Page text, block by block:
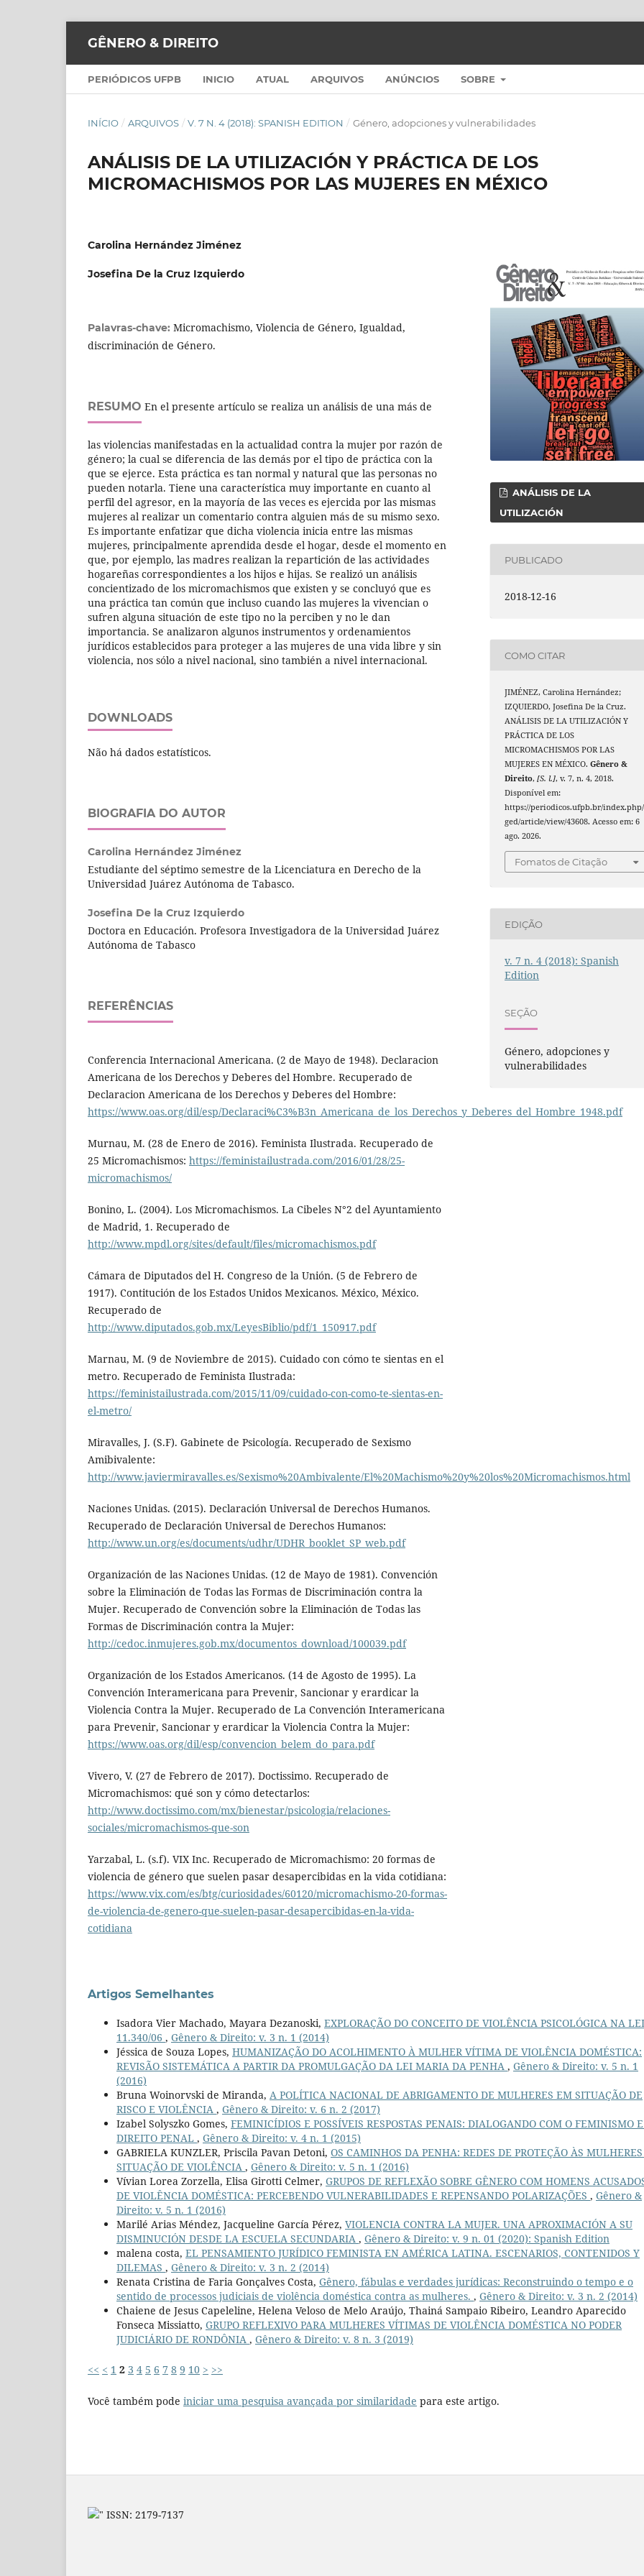
GÊNERO & DIREITO
PERIÓDICOS UFPB INICIO ATUAL ARQUIVOS ANÚNCIOS SOBRE
INÍCIO / ARQUIVOS / V. 7 N. 4 (2018): SPANISH EDITION / Género, adopciones y vulnerabilidades
ANÁLISIS DE LA UTILIZACIÓN Y PRÁCTICA DE LOS
MICROMACHISMOS POR LAS MUJERES EN MÉXICO
Carolina Hernández Jiménez
Josefina De la Cruz Izquierdo
Palavras-chave: Micromachismo, Violencia de Género, Igualdad,
discriminación de Género.
RESUMO En el presente artículo se realiza un análisis de una más de
las violencias manifestadas en la actualidad contra la mujer por razón de
género; la cual se diferencia de las demás por el tipo de práctica con la
que se ejerce. Esta práctica es tan normal y natural que las personas no
pueden notarla. Tiene una característica muy importante en cuanto al
perfil del agresor, en la mayoría de las veces es ejercida por las mismas
mujeres al realizar un comentario contra alguien más de su mismo sexo.
Es importante enfatizar que dicha violencia inicia entre las mismas
mujeres, principalmente aprendida desde el hogar, desde el momento en
que, por ejemplo, las madres realizan la repartición de las actividades
hogareñas correspondientes a los hijos e hijas. Se realizó un análisis
concientizado de los micromachismos que existen y se concluyó que es
una práctica tan común que incluso cuando las mujeres la vivencian o
sufren alguna situación de este tipo no la perciben y no le dan
importancia. Se analizaron algunos instrumentos y ordenamientos
jurídicos establecidos para proteger a las mujeres de una vida libre y sin
violencia, nos sólo a nivel nacional, sino también a nivel internacional.
DOWNLOADS
Não há dados estatísticos.
BIOGRAFIA DO AUTOR
Carolina Hernández Jiménez
Estudiante del séptimo semestre de la Licenciatura en Derecho de la
Universidad Juárez Autónoma de Tabasco.
Josefina De la Cruz Izquierdo
Doctora en Educación. Profesora Investigadora de la Universidad Juárez
Autónoma de Tabasco
REFERÊNCIAS
Conferencia Internacional Americana. (2 de Mayo de 1948). Declaracion
Americana de los Derechos y Deberes del Hombre. Recuperado de
Declaracion Americana de los Derechos y Deberes del Hombre:
https://www.oas.org/dil/esp/Declaraci%C3%B3n_Americana_de_los_Derechos_y_Deberes_del_Hombre_1948.pdf
Murnau, M. (28 de Enero de 2016). Feminista Ilustrada. Recuperado de
25 Micromachismos: https://feministailustrada.com/2016/01/28/25-
micromachismos/
Bonino, L. (2004). Los Micromachismos. La Cibeles N°2 del Ayuntamiento
de Madrid, 1. Recuperado de
http://www.mpdl.org/sites/default/files/micromachismos.pdf
Cámara de Diputados del H. Congreso de la Unión. (5 de Febrero de
1917). Contitución de los Estados Unidos Mexicanos. México, México.
Recuperado de
http://www.diputados.gob.mx/LeyesBiblio/pdf/1_150917.pdf
Marnau, M. (9 de Noviembre de 2015). Cuidado con cómo te sientas en el
metro. Recuperado de Feminista Ilustrada:
https://feministailustrada.com/2015/11/09/cuidado-con-como-te-sientas-en-
el-metro/
Miravalles, J. (S.F). Gabinete de Psicología. Recuperado de Sexismo
Amibivalente:
http://www.javiermiravalles.es/Sexismo%20Ambivalente/El%20Machismo%20y%20los%20Micromachismos.html
Naciones Unidas. (2015). Declaración Universal de Derechos Humanos.
Recuperado de Declaración Universal de Derechos Humanos:
http://www.un.org/es/documents/udhr/UDHR_booklet_SP_web.pdf
Organización de las Naciones Unidas. (12 de Mayo de 1981). Convención
sobre la Eliminación de Todas las Formas de Discriminación contra la
Mujer. Recuperado de Convención sobre la Eliminación de Todas las
Formas de Discriminación contra la Mujer:
http://cedoc.inmujeres.gob.mx/documentos_download/100039.pdf
Organización de los Estados Americanos. (14 de Agosto de 1995). La
Convención Interamericana para Prevenir, Sancionar y erardicar la
Violencia Contra la Mujer. Recuperado de La Convención Interamericana
para Prevenir, Sancionar y erardicar la Violencia Contra la Mujer:
https://www.oas.org/dil/esp/convencion_belem_do_para.pdf
Vivero, V. (27 de Febrero de 2017). Doctissimo. Recuperado de
Micromachismos: qué son y cómo detectarlos:
http://www.doctissimo.com/mx/bienestar/psicologia/relaciones-
sociales/micromachismos-que-son
Yarzabal, L. (s.f). VIX Inc. Recuperado de Micromachismo: 20 formas de
violencia de género que suelen pasar desapercibidas en la vida cotidiana:
https://www.vix.com/es/btg/curiosidades/60120/micromachismo-20-formas-
de-violencia-de-genero-que-suelen-pasar-desapercibidas-en-la-vida-
cotidiana
ANÁLISIS DE LA
UTILIZACIÓN
PUBLICADO
2018-12-16
COMO CITAR
JIMÉNEZ, Carolina Hernández;
IZQUIERDO, Josefina De la Cruz.
ANÁLISIS DE LA UTILIZACIÓN Y
PRÁCTICA DE LOS
MICROMACHISMOS POR LAS
MUJERES EN MÉXICO.Gênero &
Direito,[S. l.], v. 7, n. 4, 2018.
Disponível em:
https://periodicos.ufpb.br/index.php/
ged/article/view/43608. Acesso em: 6
ago. 2026.
Fomatos de Citação
EDIÇÃO
v. 7 n. 4 (2018): Spanish
Edition
SEÇÃO
Género, adopciones y
vulnerabilidades
Artigos Semelhantes
Isadora Vier Machado, Mayara Dezanoski, EXPLORAÇÃO DO CONCEITO DE VIOLÊNCIA PSICOLÓGICA NA LEI
11.340/06 , Gênero & Direito: v. 3 n. 1 (2014)
Jéssica de Souza Lopes, HUMANIZAÇÃO DO ACOLHIMENTO À MULHER VÍTIMA DE VIOLÊNCIA DOMÉSTICA:
REVISÃO SISTEMÁTICA A PARTIR DA PROMULGAÇÃO DA LEI MARIA DA PENHA , Gênero & Direito: v. 5 n. 1
(2016)
Bruna Woinorvski de Miranda, A POLÍTICA NACIONAL DE ABRIGAMENTO DE MULHERES EM SITUAÇÃO DE
RISCO E VIOLÊNCIA , Gênero & Direito: v. 6 n. 2 (2017)
Izabel Solyszko Gomes, FEMINICÍDIOS E POSSÍVEIS RESPOSTAS PENAIS: DIALOGANDO COM O FEMINISMO
DIREITO PENAL , Gênero & Direito: v. 4 n. 1 (2015)
GABRIELA KUNZLER, Priscila Pavan Detoni, OS CAMINHOS DA PENHA: REDES DE PROTEÇÃO ÀS
SITUAÇÃO DE VIOLÊNCIA , Gênero & Direito: v. 5 n. 1 (2016)
Vívian Lorea Zorzella, Elisa Girotti Celmer, GRUPOS DE REFLEXÃO SOBRE GÊNERO COM HOMENS
DE VIOLÊNCIA DOMÉSTICA: PERCEBENDO VULNERABILIDADES E REPENSANDO POLARIZAÇÕES , Gênero &
Direito: v. 5 n. 1 (2016)
Marilé Arias Méndez, Jacqueline García Pérez, VIOLENCIA CONTRA LA MUJER. UNA APROXIMACIÓN A SU
DISMINUCIÓN DESDE LA ESCUELA SECUNDARIA , Gênero & Direito: v. 9 n. 01 (2020): Spanish Edition
malena costa, EL PENSAMIENTO JURÍDICO FEMINISTA EN AMÉRICA LATINA. ESCENARIOS, CONTENIDOS Y
DILEMAS , Gênero & Direito: v. 3 n. 2 (2014)
Renata Cristina de Faria Gonçalves Costa, Gênero, fábulas e verdades jurídicas: Reconstruindo o tempo e o
sentido de processos judiciais de violência doméstica contra as mulheres. , Gênero & Direito: v. 3 n. 2 (2014)
Chaiene de Jesus Capeleline, Helena Veloso de Melo Araújo, Thainá Sampaio Ribeiro, Leandro Aparecido
Fonseca Missiatto, GRUPO REFLEXIVO PARA MULHERES VÍTIMAS DE VIOLÊNCIA DOMÉSTICA NO PODER
JUDICIÁRIO DE RONDÔNIA , Gênero & Direito: v. 8 n. 3 (2019)
<< < 1 2 3 4 5 6 7 8 9 10 > >>
Você também pode iniciar uma pesquisa avançada por similaridade para este artigo.
" ISSN: 2179-7137